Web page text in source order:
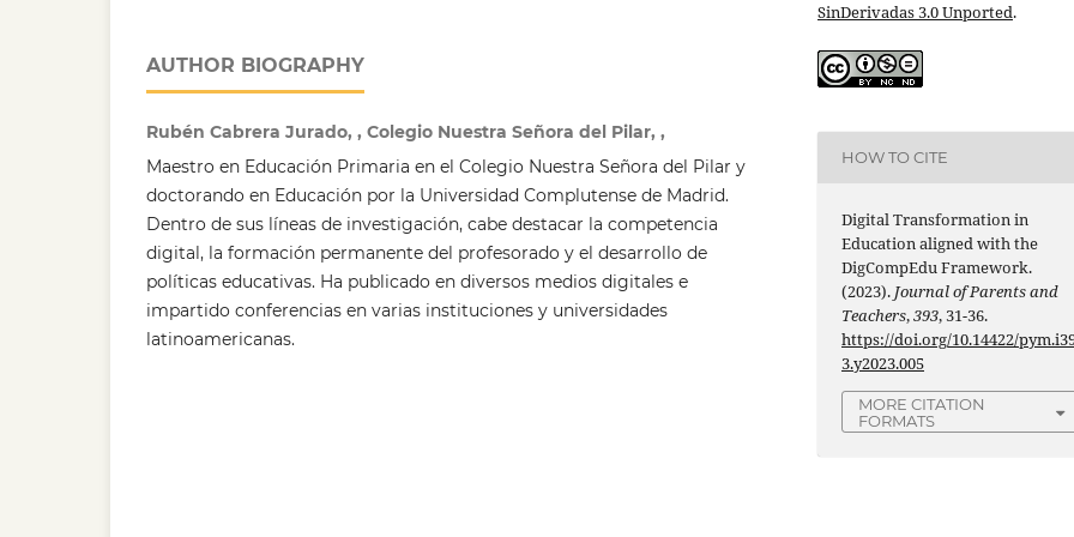
AUTHOR BIOGRAPHY
Rubén Cabrera Jurado, , Colegio Nuestra Señora del Pilar, ,
Maestro en Educación Primaria en el Colegio Nuestra Señora del Pilar y
doctorando en Educación por la Universidad Complutense de Madrid.
Dentro de sus líneas de investigación, cabe destacar la competencia
digital, la formación permanente del profesorado y el desarrollo de
políticas educativas. Ha publicado en diversos medios digitales e
impartido conferencias en varias instituciones y universidades
latinoamericanas.
SinDerivadas 3.0 Unported.
HOW TO CITE
Digital Transformation in
Education aligned with the
DigCompEdu Framework.
(2023). Journal of Parents and
Teachers,393, 31-36.
https://doi.org/10.14422/
3.y2023.005
MORE CITATION
FORMATS